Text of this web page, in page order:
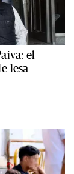
el
lesa